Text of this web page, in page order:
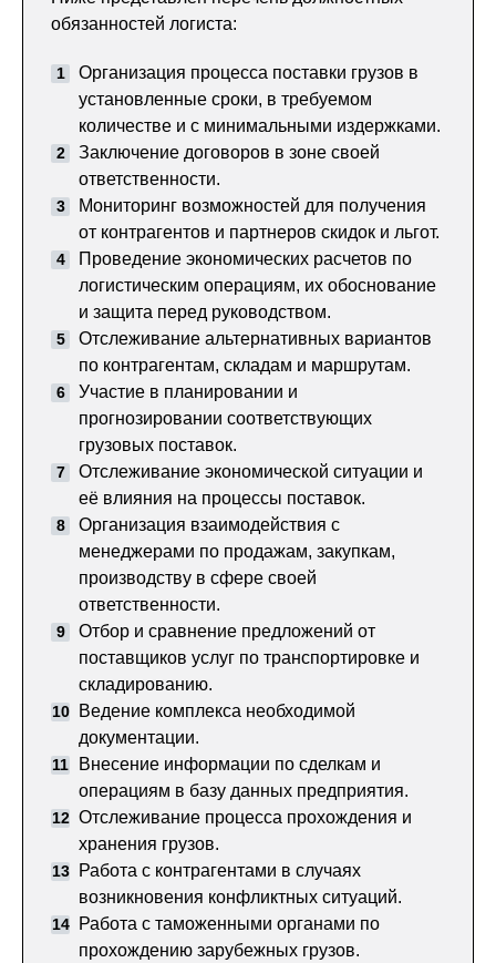
обязанностей логиста:
Организация процесса поставки грузов в
установленные сроки, в требуемом
количестве и с минимальными издержками.
Заключение договоров в зоне своей
ответственности.
Мониторинг возможностей для получения
от контрагентов и партнеров скидок и льгот.
Проведение экономических расчетов по
логистическим операциям, их обоснование
и защита перед руководством.
Отслеживание альтернативных вариантов
по контрагентам, складам и маршрутам.
Участие в планировании и
прогнозировании соответствующих
грузовых поставок.
Отслеживание экономической ситуации и
её влияния на процессы поставок.
Организация взаимодействия с
менеджерами по продажам, закупкам,
производству в сфере своей
ответственности.
Отбор и сравнение предложений от
поставщиков услуг по транспортировке и
складированию.
Ведение комплекса необходимой
документации.
Внесение информации по сделкам и
операциям в базу данных предприятия.
Отслеживание процесса прохождения и
хранения грузов.
Работа с контрагентами в случаях
возникновения конфликтных ситуаций.
Работа с таможенными органами по
прохождению зарубежных грузов.